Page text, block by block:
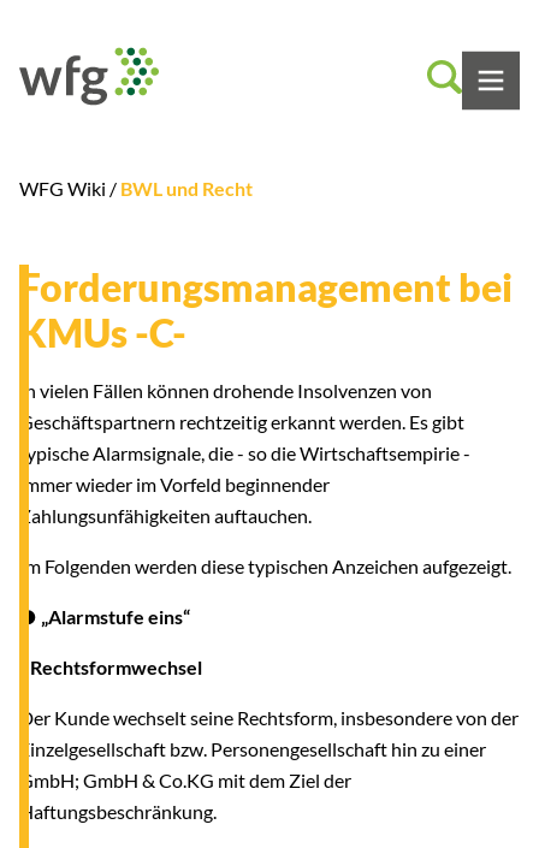
WFG Wiki / BWL und Recht
Forderungsmanagement bei
KMUs -C-
In vielen Fällen können drohende Insolvenzen von
Geschäftspartnern rechtzeitig erkannt werden. Es gibt
typische Alarmsignale, die - so die Wirtschaftsempirie -
immer wieder im Vorfeld beginnender
Zahlungsunfähigkeiten auftauchen.
Im Folgenden werden diese typischen Anzeichen aufgezeigt.
● „Alarmstufe eins“
- Rechtsformwechsel
Der Kunde wechselt seine Rechtsform, insbesondere von der
Einzelgesellschaft bzw. Personengesellschaft hin zu einer
GmbH; GmbH & Co.KG mit dem Ziel der
Haftungsbeschränkung.